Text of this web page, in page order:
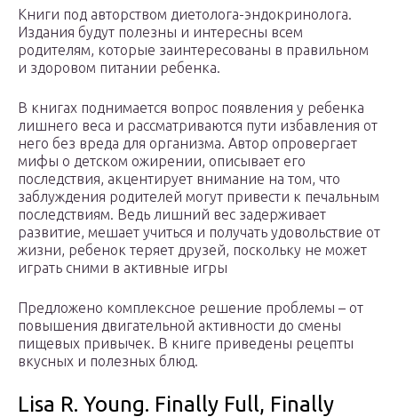
Книги под авторством диетолога-эндокринолога.
Издания будут полезны и интересны всем
родителям, которые заинтересованы в правильном
и здоровом питании ребенка.
В книгах поднимается вопрос появления у ребенка
лишнего веса и рассматриваются пути избавления от
него без вреда для организма. Автор опровергает
мифы о детском ожирении, описывает его
последствия, акцентирует внимание на том, что
заблуждения родителей могут привести к печальным
последствиям. Ведь лишний вес задерживает
развитие, мешает учиться и получать удовольствие от
жизни, ребенок теряет друзей, поскольку не может
играть сними в активные игры
Предложено комплексное решение проблемы – от
повышения двигательной активности до смены
пищевых привычек. В книге приведены рецепты
вкусных и полезных блюд.
Lisa R. Young. Finally Full, Finally